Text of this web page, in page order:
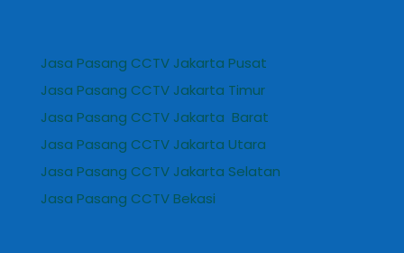
Jasa Pasang CCTV Jakarta Pusat
Jasa Pasang CCTV Jakarta Timur
Jasa Pasang CCTV Jakarta Barat
Jasa Pasang CCTV Jakarta Utara
Jasa Pasang CCTV Jakarta Selatan
Jasa Pasang CCTV Bekasi